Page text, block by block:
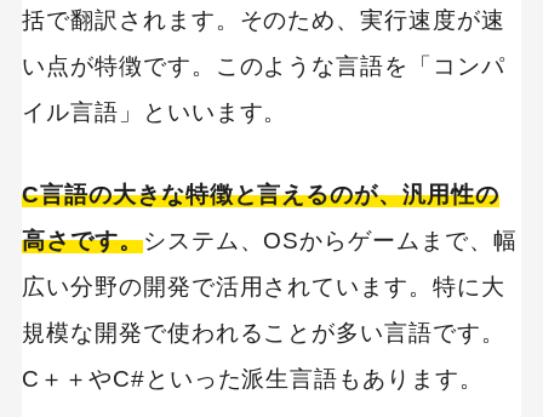
括で翻訳されます。そのため、実行速度が速
い点が特徴です。このような言語を「コンパ
イル言語」といいます。
C言語の大きな特徴と言えるのが、汎用性の
高さです。システム、OSからゲームまで、幅
広い分野の開発で活用されています。特に大
規模な開発で使われることが多い言語です。
C＋＋やC#といった派生言語もあります。